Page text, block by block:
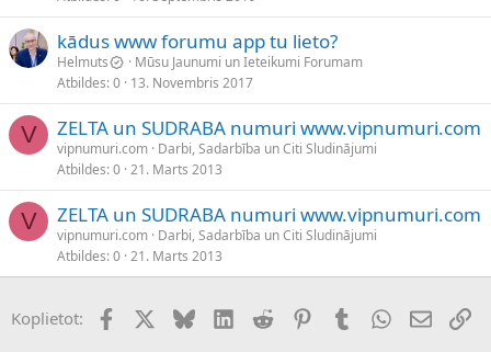
kādus www forumu app tu lieto?
Helmuts
Mūsu Jaunumi un Ieteikumi Forumam
Atbildes 0 13. Novembris 2017
V ZELTA un SUDRABA numuri www.vipnumuri.com
vipnumuri.com Darbi, Sadarbība un Citi Sludinājumi
Atbildes 0 21. Marts 2013
V ZELTA un SUDRABA numuri www.vipnumuri.com
vipnumuri.com Darbi, Sadarbība un Citi Sludinājumi
Atbildes 0 21. Marts 2013
Koplietot: FacebookX (Twitter)
BlueskyLinkedInReddit PinterestTumblrWhatsApp
E-pasts